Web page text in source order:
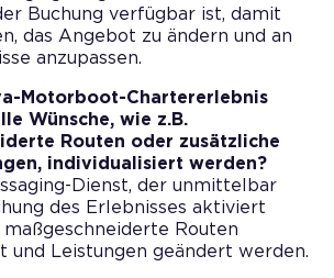
Buchung verfügbar ist, damit
das Angebot zu ändern und an
anzupassen.
Motorboot-Chartererlebnis
Wünsche, wie z.B.
Routen oder zusätzliche
individualisiert werden?
Dienst, der unmittelbar
des Erlebnisses aktiviert
Routen
und Leistungen geändert werden.